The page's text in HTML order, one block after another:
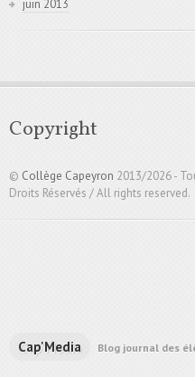
juin 2013
Copyright
© Collège Capeyron 2013/2026 -
Droits Réservés / All rights reserved.
Cap'Media Blog journal des